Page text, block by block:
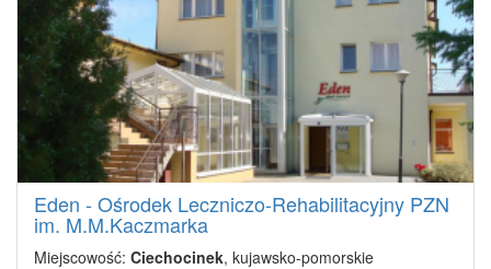
Eden - Ośrodek Leczniczo-Rehabilitacyjny PZN
im. M.M.Kaczmarka
Miejscowość: Ciechocinek, kujawsko-pomorskie